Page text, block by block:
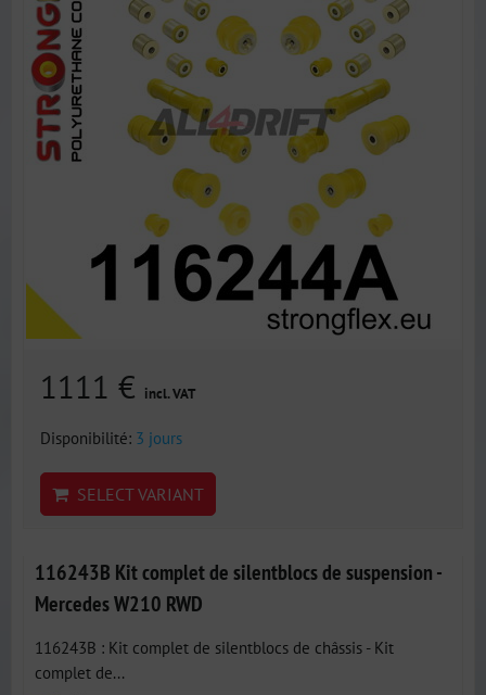
1111 € incl. VAT
Disponibilité: 3 jours
SELECT VARIANT
116243B Kit complet de silentblocs de suspension -
Mercedes W210 RWD
116243B : Kit complet de silentblocs de châssis - Kit
complet de...